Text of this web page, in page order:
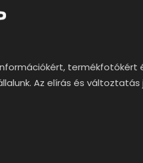
termékfotókért
Az elírás és